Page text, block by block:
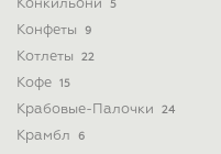
Конкильони 5
Конфеты 9
Котлеты 22
Кофе 15
Крабовые-Палочки 24
Крамбл 6